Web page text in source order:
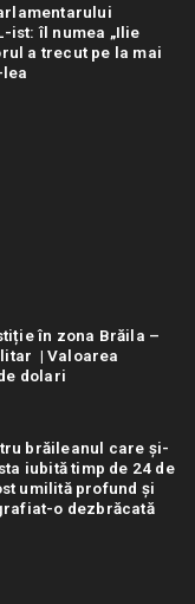
ist: îl numea „Ilie
a trecut pe la mai
în zona Brăila –
| Valoarea
dolari
brăileanul care și-
iubită timp de 24 de
umilită profund și
o dezbrăcată